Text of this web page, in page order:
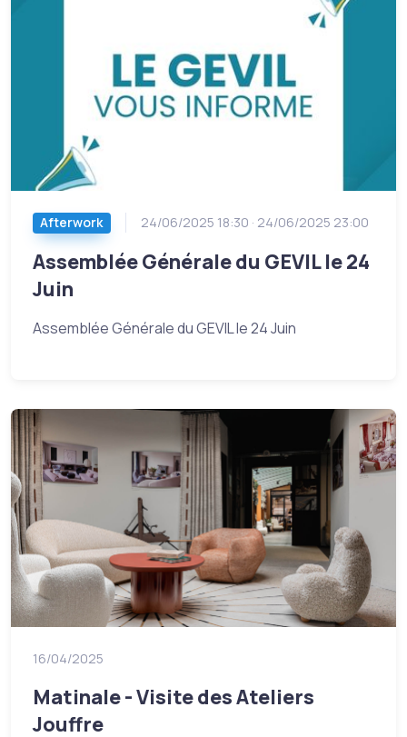
Afterwork 24/06/2025 18:30 · 24/06/2025 23:00
Assemblée Générale du GEVIL le 24
Juin
Assemblée Générale du GEVIL le 24 Juin
16/04/2025
Matinale - Visite des Ateliers
Jouffre